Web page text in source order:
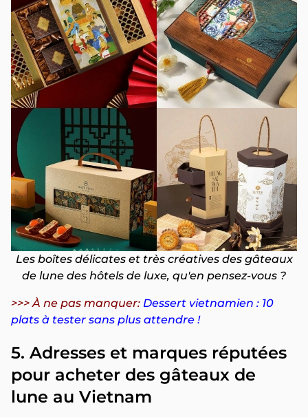
Les boîtes délicates et très créatives des gâteaux
de lune des hôtels de luxe, qu'en pensez-vous ?
>>> À ne pas manquer: Dessert vietnamien : 10
plats à tester sans plus attendre !
5. Adresses et marques réputées
pour acheter des gâteaux de
lune au Vietnam